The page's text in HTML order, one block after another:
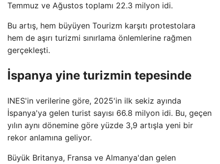
Temmuz ve Ağustos toplamı 22.3 milyon idi.
Bu artış, hem büyüyen Tourizm karşıtı protestolara
hem de aşırı turizmi sınırlama önlemlerine rağmen
gerçekleşti.
İspanya yine turizmin tepesinde
INES'in verilerine göre, 2025'in ilk sekiz ayında
İspanya'ya gelen turist sayısı 66.8 milyon idi. Bu, geçen
yılın aynı dönemine göre yüzde 3,9 artışla yeni bir
rekor anlamına geliyor.
Büyük Britanya, Fransa ve Almanya'dan gelen